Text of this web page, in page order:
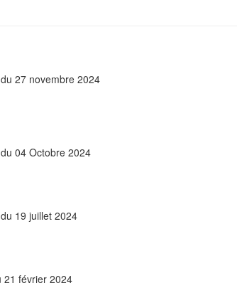
27 novembre 2024
04 Octobre 2024
19 juillet 2024
21 février 2024